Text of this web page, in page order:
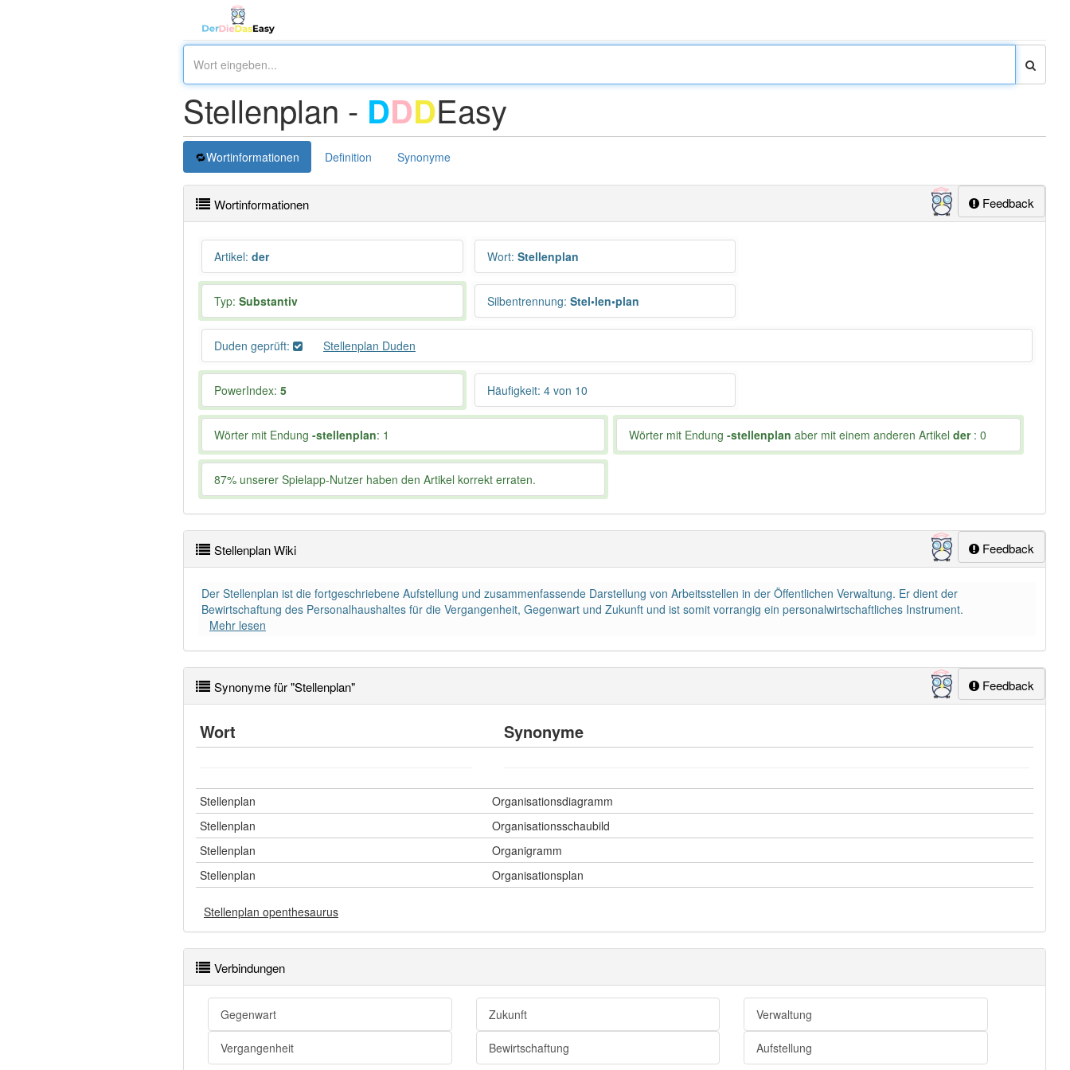
Stellenplan - DDDEasy
Wortinformationen Definition Synonyme
Feedback
Wortinformationen
Artikel: der Wort: Stellenplan
Typ: Substantiv Silbentrennung: Stel•len•plan
Duden geprüft: Stellenplan Duden
PowerIndex: 5 Häufigkeit: 4 von 10
Wörter mit Endung -stellenplan: 1 Wörter mit Endung-stellenplan aber mit einem anderen Artikelder: 0
87% unserer Spielapp-Nutzer haben den Artikel korrekt erraten.
Feedback
Stellenplan Wiki
Der Stellenplan ist die fortgeschriebene Aufstellung und zusammenfassende Darstellung von Arbeitsstellen in der Öffentlichen Verwaltung. Er dient der
Bewirtschaftung des Personalhaushaltes für die Vergangenheit, Gegenwart und Zukunft und ist somit vorrangig ein personalwirtschaftliches Instrument.
Mehr lesen
Feedback
Synonyme für "Stellenplan"
Wort Synonyme
Stellenplan
Organisationsdiagramm
Stellenplan
Organisationsschaubild
Stellenplan
Organigramm
Stellenplan
Organisationsplan
Stellenplan openthesaurus
Verbindungen
Gegenwart Zukunft Verwaltung
Vergangenheit Bewirtschaftung Aufstellung